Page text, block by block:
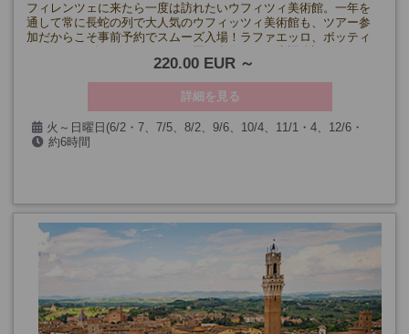
フィレンツェに来たら一度は訪れたいウフィツィ美術館。一年を
通して常に長蛇の列で大人気のウフィッツィ美術館も、ツアー参
加だからこそ事前予約でスムーズ入場！ラファエッロ、ボッティ
歴史背景を交えながらわかりやすく解説します。
220.00 EUR
詳細を見る
火～日曜日(6/2・7、7/5、8/2、9/6、10/4、11/1・4、12/6・
25、1/1・3、2/7、3/7・28、ウフィッツィ美術館無料開放日を除
約6時間